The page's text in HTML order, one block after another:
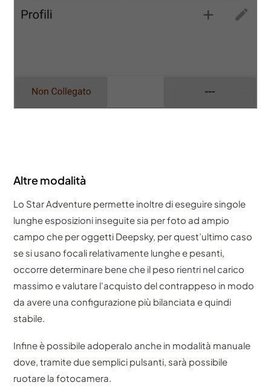
Altre modalità
Lo Star Adventure permette inoltre di eseguire singole
lunghe esposizioni inseguite sia per foto ad ampio
campo che per oggetti Deepsky, per quest’ultimo caso
se si usano focali relativamente lunghe e pesanti,
occorre determinare bene che il peso rientri nel carico
massimo e valutare l'acquisto del contrappeso in modo
da avere una configurazione più bilanciata e quindi
stabile.
Infine è possibile adoperalo anche in modalità manuale
dove, tramite due semplici pulsanti, sarà possibile
ruotare la fotocamera.